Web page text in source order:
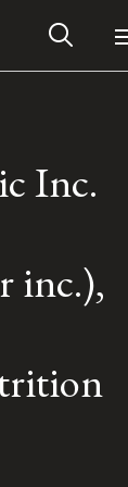
Inc.
inc.),